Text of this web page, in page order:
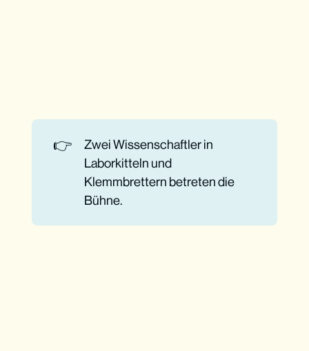
👉
Zwei Wissenschaftler in
Laborkitteln und
Klemmbrettern betreten die
Bühne.